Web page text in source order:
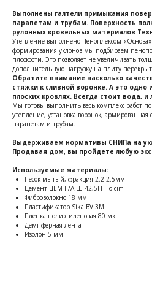
Выполнены галтели примыкания
парапетам и трубам. Поверхность
рулонных кровельных материалов
Утепление выполнено Пеноплексом
формирования уклонов мы подбираем
плоскости. Это позволяет не увеличивать
дополнительную нагрузку на плиту
Обратите внимание насколько
стяжки к сливной воронке. А это одно
плоских кровлях. Всегда стоит вода, и
Мы готовы выполнить весь комплекс работ
утепление, установка воронок,
парапетам и трубам.
Выдерживаем нормативы СНИПа на
Продавая дом, вы пройдете любую
Используемые материалы:
Песок мытый, фракция 2.2-2.5мм.
Цемент ЦЕМ II/A-Ш 42,5Н Holcim
Фиброволокно 18 мм.
Пластификатор Sika BV 3M
Пленка полиэтиленовая 80 мк.
Демпферная лента
Изолон 5 мм